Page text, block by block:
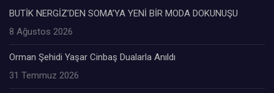
BUTİK NERGİZ’DEN SOMA’YA YENİ BİR MODA DOKUNUŞU
8 Ağustos 2026
Orman Şehidi Yaşar Cinbaş Dualarla Anıldı
31 Temmuz 2026